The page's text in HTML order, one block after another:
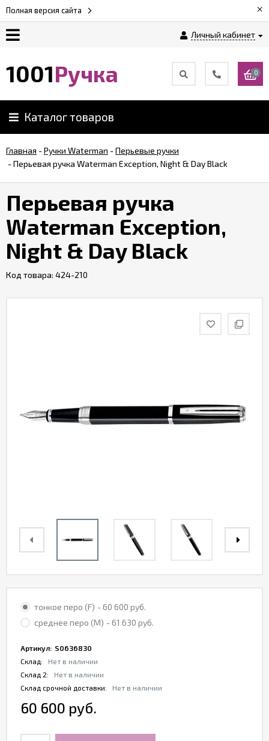
Полная версия сайта ×
Личный кабинет
Возврат
Обзоры
ручек
Контакты
1001Ручка 0
Каталог товаров
Главная -Ручки Waterman -Перьевые ручки
-Перьевая ручка Waterman Exception, Night & Day Black
Перьевая ручка
Waterman Exception,
Night & Day Black
Код товара: 424-210
тонкое перо (F) - 60 600 руб.
среднее перо (M) - 61 630 руб.
Артикул: S0636830
Склад:
Нет в наличии
Склад 2:
Нет в наличии
Склад срочной доставки:
Нет в наличии
60 600 руб.